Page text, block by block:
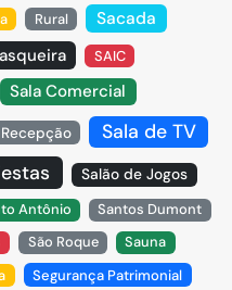
Rural
Sacada
SAIC
Sala Comercial
Sala de TV
Salão de Jogos
Antônio
Santos Dumont
São Roque
Sauna
Segurança Patrimonial